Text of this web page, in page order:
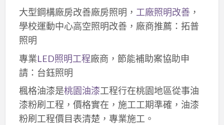
大型鋼構廠房改善廠房照明， 工廠照明改善，
學校運動中心高空照明改善，廠商推薦：拓普
照明
專業LED照明工程廠商，節能補助案協助申
請：台鈺照明
楓格油漆是桃園油漆工程行在桃園地區從事油
漆粉刷工程，價格實在，施工工期準確，油漆
粉刷工程價目表清楚，專業施工。